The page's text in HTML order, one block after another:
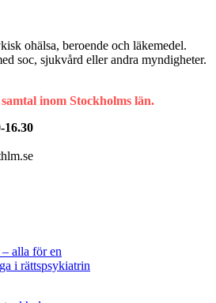
ohälsa, beroende och läkemedel.
soc, sjukvård eller andra myndigheter.
inom Stockholms län.
alla för en
i rättspsykiatrin